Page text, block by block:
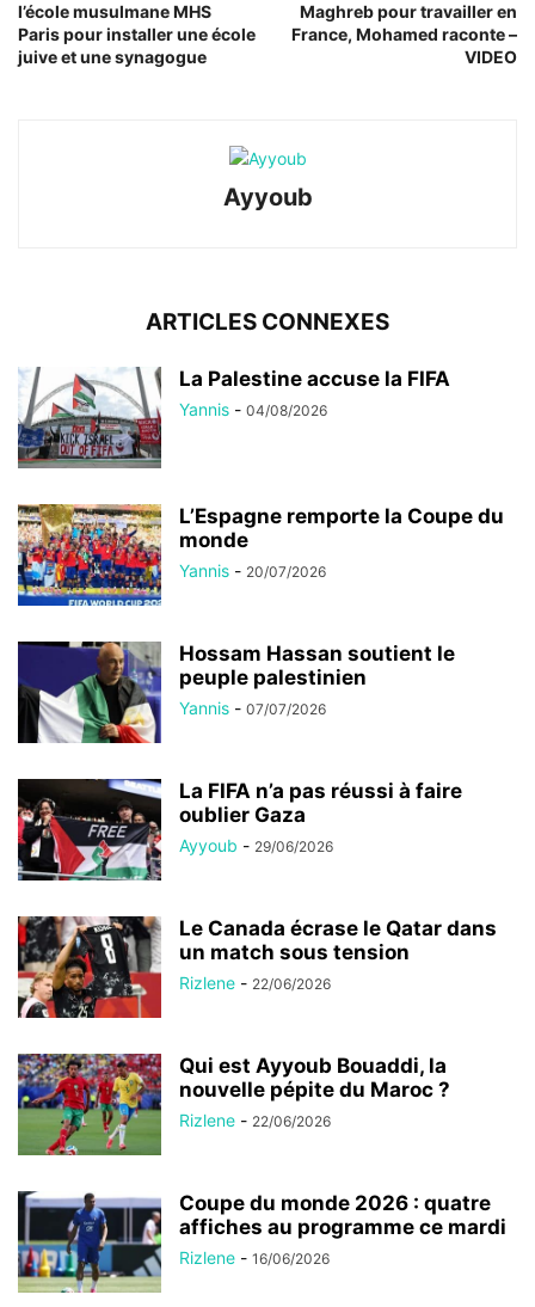
l’école musulmane MHS
Paris pour installer une école
juive et une synagogue
Maghreb pour travailler en
France, Mohamed raconte –
VIDEO
Ayyoub
ARTICLES CONNEXES
La Palestine accuse la FIFA
Yannis - 04/08/2026
L’Espagne remporte la Coupe du
monde
Yannis - 20/07/2026
Hossam Hassan soutient le
peuple palestinien
Yannis - 07/07/2026
La FIFA n’a pas réussi à faire
oublier Gaza
Ayyoub - 29/06/2026
Le Canada écrase le Qatar dans
un match sous tension
Rizlene - 22/06/2026
Qui est Ayyoub Bouaddi, la
nouvelle pépite du Maroc ?
Rizlene - 22/06/2026
Coupe du monde 2026 : quatre
affiches au programme ce mardi
Rizlene - 16/06/2026